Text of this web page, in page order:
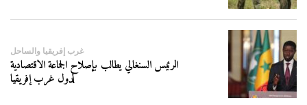
غرب إفريقيا والساحل
الرئيس السنغالي يطالب بإصلاح الجماعة الاقتصادية
لدول غرب إفريقيا